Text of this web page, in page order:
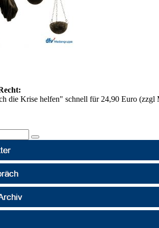
die Krise helfen" schnell für 24,90 Euro (zzgl